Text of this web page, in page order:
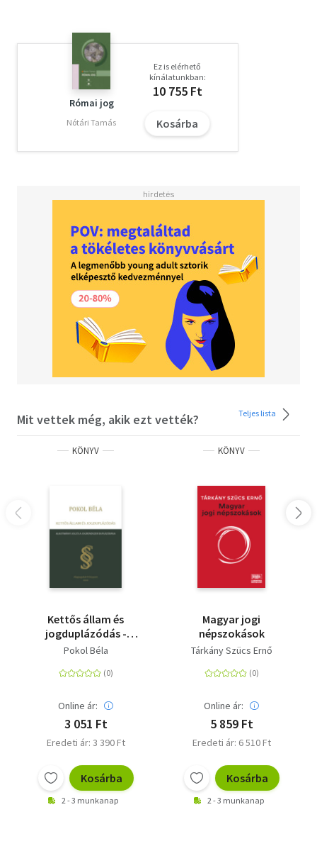
Római jog
Nótári Tamás
Ez is elérhető
kínálatunkban:
10 755 Ft
Kosárba
Mit vettek még, akik ezt vették? Teljes lista
KÖNYV
Kettős állam és
jogduplázódás -
Alkotmányi jog és a
duplázódása
Pokol Béla
Online ár:
3 051 Ft
Eredeti ár: 3 390 Ft
Kosárba
2 - 3 munkanap
KÖNYV
Magyar jogi
népszokások
Tárkány Szücs Ernő
Online ár:
5 859 Ft
Eredeti ár: 6 510 Ft
Kosárba
2 - 3 munkanap